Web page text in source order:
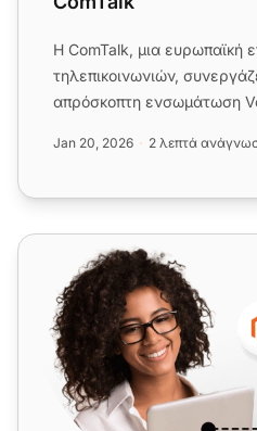
Η ComTalk, μια ευρωπαϊκή
τηλεπικοινωνιών,
απρόσκοπτη ενσωμάτωση
Jan 20, 2026 2 λεπτά
Sonetel